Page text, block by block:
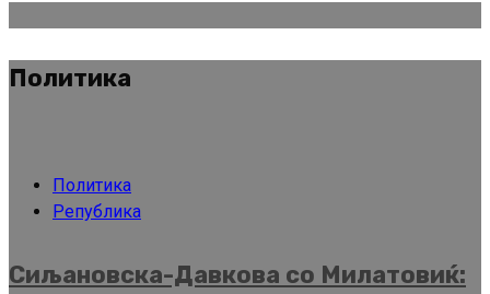
Политика
Политика
Република
Сиљановска-Давкова со Милатовиќ: